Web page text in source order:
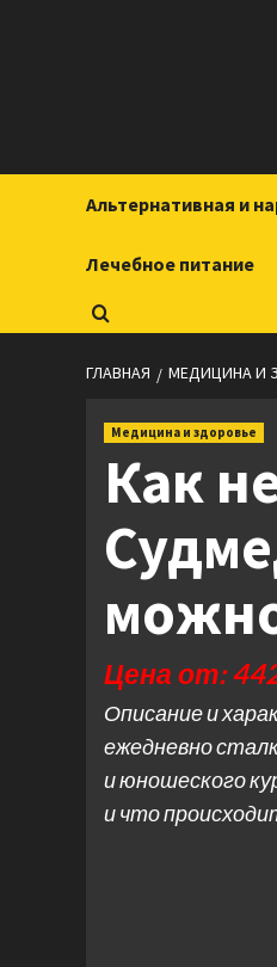
Альтернативная и
Лечебное питание
ГЛАВНАЯ МЕДИЦИНА И
Медицина и здоровье
Как
Цена от:
Описание и
ежедневно
и юношеского
и что